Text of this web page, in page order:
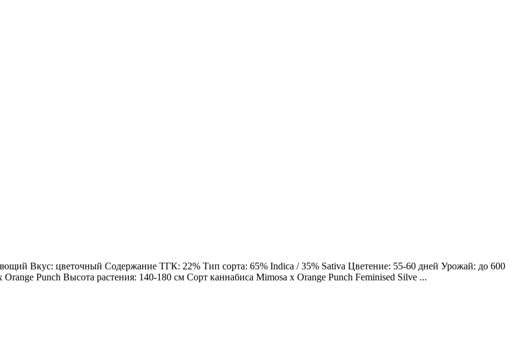
Вкус: цветочный Содержание ТГК: 22% Тип сорта: 65% Indica / 35% Sativa Цветение: 55-60 дней Урожай: до 600
Punch Высота растения: 140-180 см Сорт каннабиса Mimosa x Orange Punch Feminised Silve ...